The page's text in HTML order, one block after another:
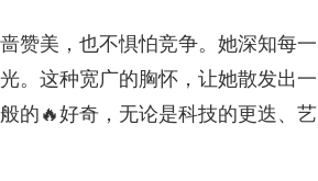
赞美，也不惧怕竞争。她深知每一
。这种宽广的胸怀，让她散发出一
的🔥好奇，无论是科技的更迭、艺